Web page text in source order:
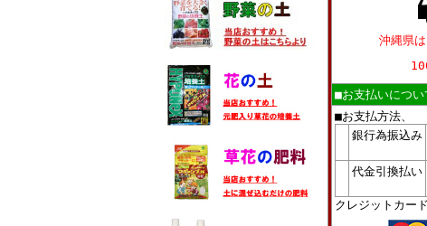
沖縄県
■お支払いについ
■お支払方法、
銀行為振込み
代金引換払い
クレジットカード